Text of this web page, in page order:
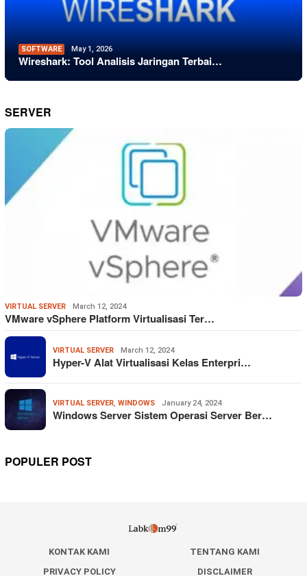
SOFTWARE May 1, 2026
Wireshark: Tool Analisis Jaringan Terbai…
SERVER
VIRTUAL SERVER March 12, 2024
VMware vSphere Platform Virtualisasi Ter…
VIRTUAL SERVER March 12, 2024
Hyper-V Alat Virtualisasi Kelas Enterpri…
VIRTUAL SERVER, WINDOWS January 24, 2024
Windows Server Sistem Operasi Server Ber…
POPULER POST
KONTAK KAMI
TENTANG KAMI
PRIVACY POLICY
DISCLAIMER